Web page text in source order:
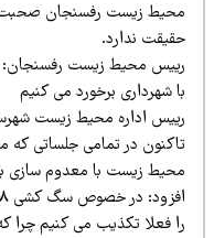
زیست رفسنجان صحبت کردم
ندارد.
محیط زیست رفسنجان: اگر این
شهرداری برخورد می کنیم
اداره محیط زیست شهرستان
در تمامی جلساتی که ما با
زیست با معدوم سازی به آن
افزود:
فعلا تکذیب می کنیم چرا که